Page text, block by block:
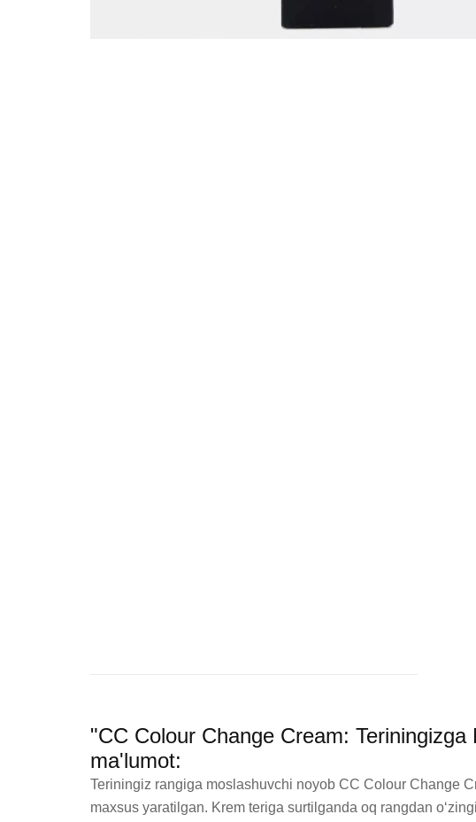
"CC Colour Change Cream:
ma'lumot:
Teriningiz rangiga moslashuvchi noyob CC Colour Change
maxsus yaratilgan. Krem teriga surtilganda oq rangdan